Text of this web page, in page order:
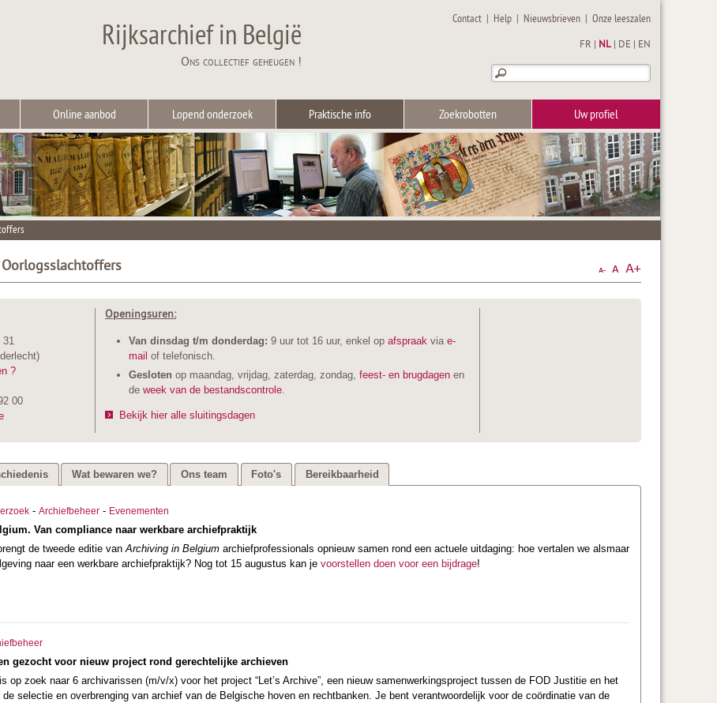
Rijksarchief in België
Ons collectief geheugen !
Contact | Help | Nieuwsbrieven |Onze leeszalen
FR NL DE EN
Online aanbod Lopend onderzoek Praktische info Zoekrobotten Uw profiel
31
?
00
Openingsuren:
Van dinsdag t/m donderdag: 9 uur tot 16 uur, enkel op afspraak via e-
mail of telefonisch.
Gesloten op maandag, vrijdag, zaterdag, zondag, feest- en brugdagen en
de week van de bestandscontrole.
Bekijk hier alle sluitingsdagen
Wat bewaren we? Ons team Foto's Bereikbaarheid
- Archiefbeheer- Evenementen
Van compliance naar werkbare archiefpraktijk
de tweede editie vanArchiving in Belgiumarchiefprofessionals opnieuw samen rond een actuele uitdaging: hoe vertalen we alsmaar
naar een werkbare archiefpraktijk? Nog tot 15 augustus kan je voorstellen doen voor een bijdrage!
gezocht voor nieuw project rond gerechtelijke archieven
op zoek naar 6 archivarissen (m/v/x) voor het project “Let’s Archive”, een nieuw samenwerkingsproject tussen de FOD Justitie en het
de selectie en overbrenging van archief van de Belgische hoven en rechtbanken. Je bent verantwoordelijk voor de coördinatie van de